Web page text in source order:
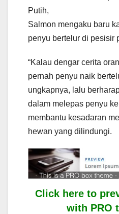
Putih,
Salmon mengaku baru
penyu bertelur di pesisir
“Kalau dengar cerita
pernah penyu naik
ungkapnya, lalu
dalam melepas penyu
membantu kesadaran
hewan yang dilindungi.
Click here to
with PRO